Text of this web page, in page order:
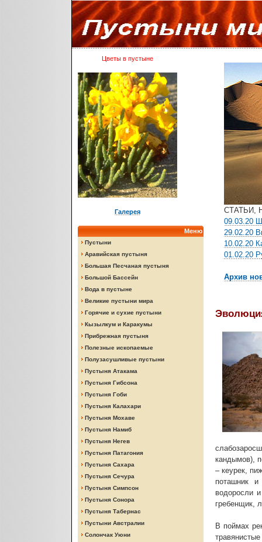
Цветы в пустыне
Галерея
Меню
Пустыни
Аравийская пустыня
Большая Песчаная пустыня
Большой Бассейн
Вода в пустыне
Великие пустыни мира
Горячие и сухие пустыни
Кызылкум и Каракумы
Прибрежная пустыня
Полезные ископаемые
Полузасушливые пустыни
Пустыня Атакама
Пустыня Гибсона
Пустыня Гоби
Пустыня Калахари
Пустыня Мохаве
Пустыня Намиб
Пустыня Негев
Пустыня Патагония
Пустыня Сахара
Пустыня Сечура
Пустыня Симпсон
Пустыня Сонора
Пустыня Табернас
Пустыни Австралии
Солончак Уюни
СТАТЬИ,
09.03.20
29.02.20
10.02.20
01.02.20
Архив
кандымов),
– кеурек,
поташник
водоросли
гребенщик,
В поймах